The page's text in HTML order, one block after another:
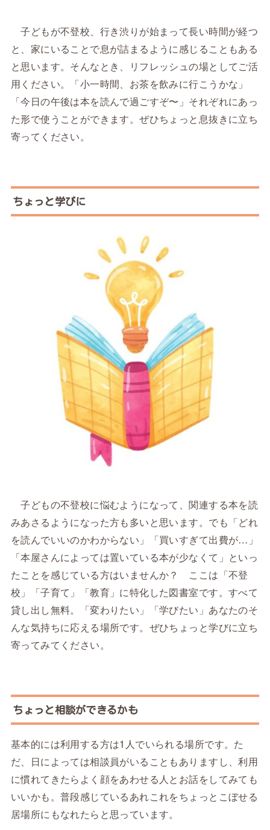
子どもが不登校、行き渋りが始まって長い時間が経つ
と、家にいることで息が詰まるように感じることもある
と思います。そんなとき、リフレッシュの場としてご活
用ください。「小一時間、お茶を飲みに行こうかな」
「今日の午後は本を読んで過ごすぞ〜」それぞれにあっ
た形で使うことができます。ぜひちょっと息抜きに立ち
寄ってください。
ちょっと学びに
子どもの不登校に悩むようになって、関連する本を読
みあさるようになった方も多いと思います。でも「どれ
を読んでいいのかわからない」「買いすぎて出費が…」
「本屋さんによっては置いている本が少なくて」といっ
たことを感じている方はいませんか？ ここは「不登
校」「子育て」「教育」に特化した図書室です。すべて
貸し出し無料。「変わりたい」「学びたい」あなたのそ
んな気持ちに応える場所です。ぜひちょっと学びに立ち
寄ってみてください。
ちょっと相談ができるかも
基本的には利用する方は1人でいられる場所です。た
だ、日によっては相談員がいることもありますし、利用
に慣れてきたらよく顔をあわせる人とお話をしてみても
いいかも。普段感じているあれこれをちょっとこぼせる
居場所にもなれたらと思っています。